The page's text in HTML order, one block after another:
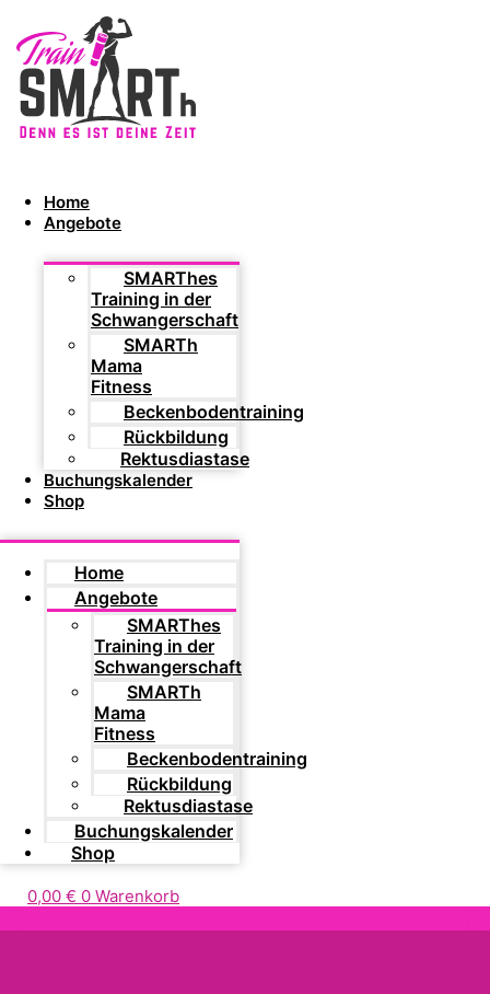
Home
Angebote
SMARThes
Training in der
Schwangerschaft
SMARTh
Mama
Fitness
Beckenbodentraining
Rückbildung
Rektusdiastase
Buchungskalender
Shop
Home
Angebote
SMARThes
Training in der
Schwangerschaft
SMARTh
Mama
Fitness
Beckenbodentraining
Rückbildung
Rektusdiastase
Buchungskalender
Shop
0,00 € 0 Warenkorb